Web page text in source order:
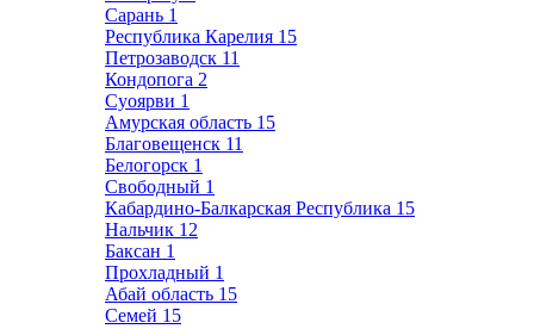
Сарань 1
Республика Карелия 15
Петрозаводск 11
Кондопога 2
Суоярви 1
Амурская область 15
Благовещенск 11
Белогорск 1
Свободный 1
Кабардино-Балкарская Республика 15
Нальчик 12
Баксан 1
Прохладный 1
Абай область 15
Семей 15